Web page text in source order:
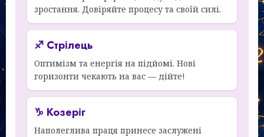
зростання. Довіряйте процесу та своїй силі.
♐ Стрілець
Оптимізм та енергія на підйомі. Нові
горизонти чекають на вас — дійте!
♑ Козеріг
Наполеглива праця принесе заслужені